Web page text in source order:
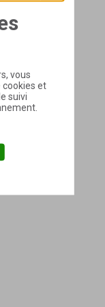
vous
cookies et
suivi